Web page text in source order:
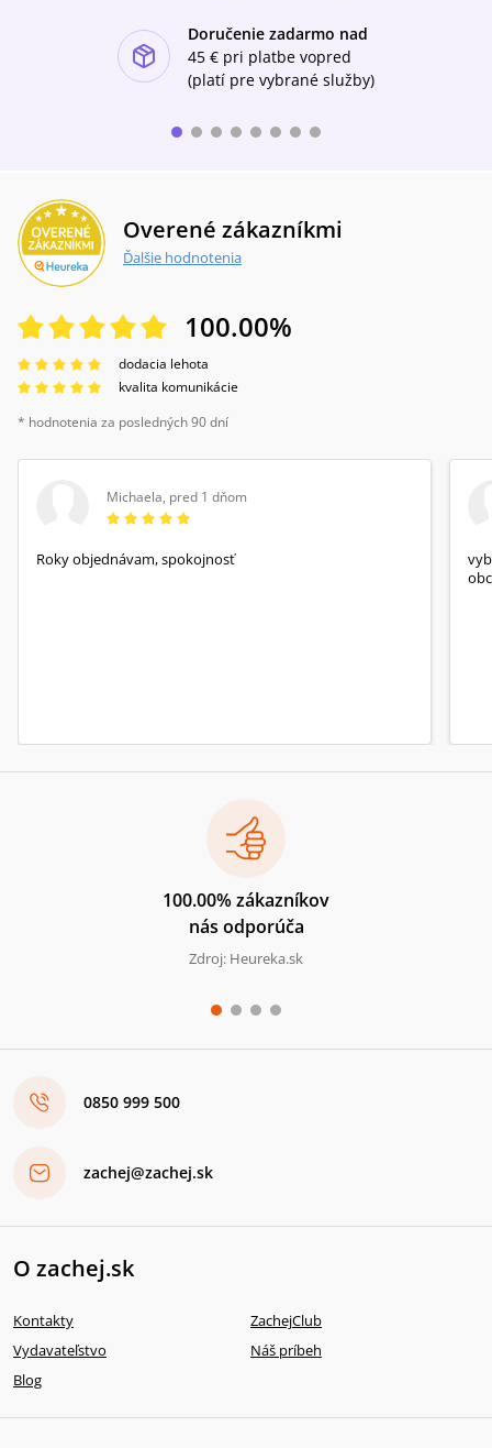
Doručenie zadarmo nad
45 € pri platbe vopred
(platí pre vybrané služby)
Overené zákazníkmi
Ďalšie hodnotenia
100.00%
dodacia lehota
kvalita komunikácie
* hodnotenia za posledných 90 dní
Michaela, pred 1 dňom
Roky objednávam, spokojnosť
100.00% zákazníkov
nás odporúča
Zdroj: Heureka.sk
0850 999 500
zachej@zachej.sk
O zachej.sk
Kontakty
ZachejClub
Vydavateľstvo
Náš príbeh
Blog